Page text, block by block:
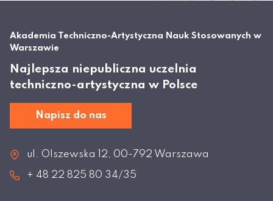
Akademia Techniczno-Artystyczna Nauk Stosowanych w
Warszawie
Najlepsza niepubliczna uczelnia
techniczno-artystyczna w Polsce
Napisz do nas
ul. Olszewska 12, 00-792 Warszawa
+ 48 22 825 80 34/35